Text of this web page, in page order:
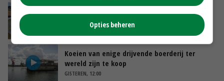
‘Bassin afgelopen week al leeg’
GISTEREN, 14:06
Koeien van enige drijvende boerderij ter
wereld zijn te koop
GISTEREN, 12:00
Opties beheren